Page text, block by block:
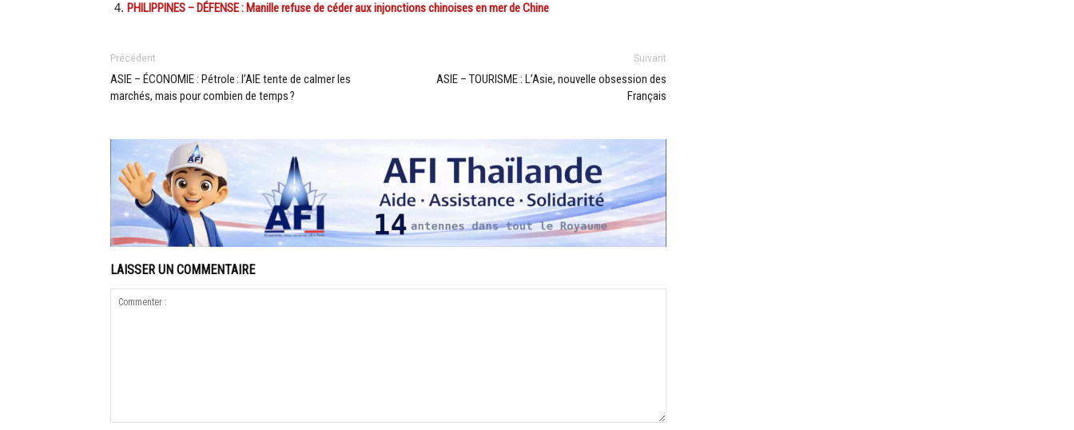
PHILIPPINES – DÉFENSE : Manille refuse de céder aux injonctions chinoises en mer de Chine
Précédent
ASIE – ÉCONOMIE : Pétrole : l’AIE tente de calmer les
marchés, mais pour combien de temps ?
Suivant
ASIE – TOURISME : L’Asie, nouvelle obsession des
Français
LAISSER UN COMMENTAIRE